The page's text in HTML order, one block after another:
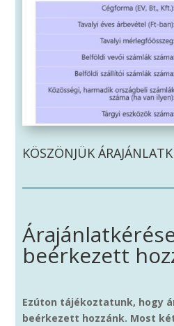
KÖSZÖNJÜK
beérkezett
Ezúton tájékoztatunk, hogy
beérkezett hozzánk. Most